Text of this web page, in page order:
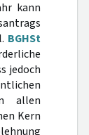
kann
BGHSt
jedoch
allen
Kern